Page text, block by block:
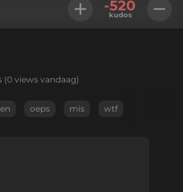
-520
kudos
(0 views vandaag)
oeps mis wtf